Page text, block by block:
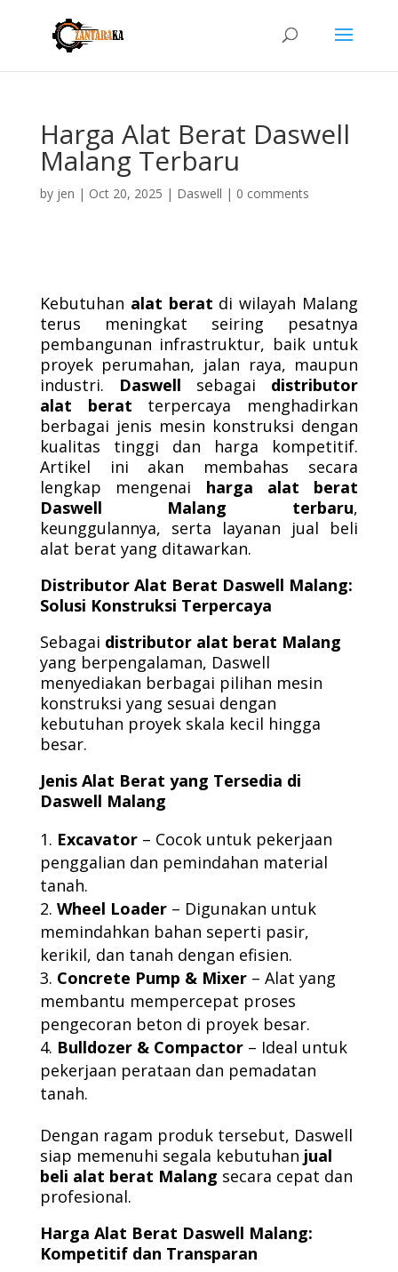
Harga Alat Berat Daswell
Malang Terbaru
by jen | Oct 20, 2025 | Daswell | 0 comments
Kebutuhan alat berat di wilayah Malang
terus meningkat seiring pesatnya
pembangunan infrastruktur, baik untuk
proyek perumahan, jalan raya, maupun
industri. Daswell sebagai distributor
alat berat terpercaya menghadirkan
berbagai jenis mesin konstruksi dengan
kualitas tinggi dan harga kompetitif.
Artikel ini akan membahas secara
lengkap mengenai harga alat berat
Daswell Malang terbaru,
keunggulannya, serta layanan jual beli
alat berat yang ditawarkan.
Distributor Alat Berat Daswell Malang:
Solusi Konstruksi Terpercaya
Sebagai distributor alat berat Malang
yang berpengalaman, Daswell
menyediakan berbagai pilihan mesin
konstruksi yang sesuai dengan
kebutuhan proyek skala kecil hingga
besar.
Jenis Alat Berat yang Tersedia di
Daswell Malang
Excavator– Cocok untuk pekerjaan
penggalian dan pemindahan material
tanah.
Wheel Loader– Digunakan untuk
memindahkan bahan seperti pasir,
kerikil, dan tanah dengan efisien.
Concrete Pump & Mixer– Alat yang
membantu mempercepat proses
pengecoran beton di proyek besar.
Bulldozer & Compactor– Ideal untuk
pekerjaan perataan dan pemadatan
tanah.
Dengan ragam produk tersebut, Daswell
siap memenuhi segala kebutuhan jual
beli alat berat Malang secara cepat dan
profesional.
Harga Alat Berat Daswell Malang:
Kompetitif dan Transparan